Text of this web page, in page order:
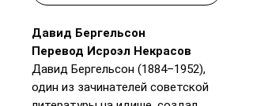
Давид Бергельсон
Перевод Исроэл Некрасов
Давид Бергельсон (1884–1952),
один из зачинателей советской